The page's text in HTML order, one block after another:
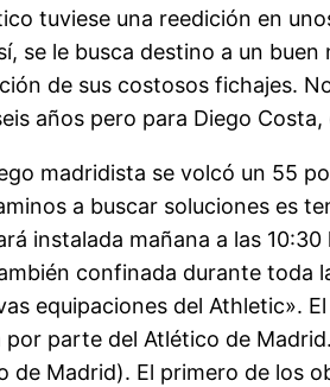
tuviese una reedición en
se le busca destino a un
de sus costosos fichajes.
años pero para Diego
madridista se volcó un 55
a buscar soluciones es
instalada mañana a las
confinada durante toda
equipaciones del Athletic».
parte del Atlético de Madrid.
de Madrid). El primero de los